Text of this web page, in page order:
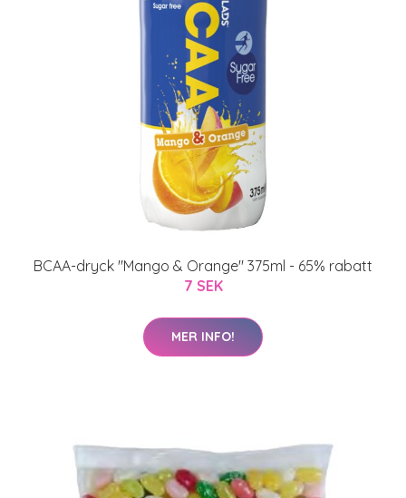
BCAA-dryck "Mango & Orange" 375ml - 65% rabatt
7 SEK
MER INFO!